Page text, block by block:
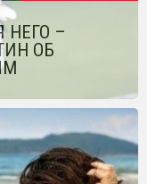
НЕГО –
ОБ